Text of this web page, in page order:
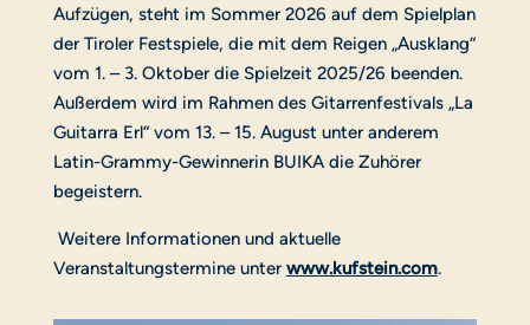
Aufzügen, steht im Sommer 2026 auf dem Spielplan
der Tiroler Festspiele, die mit dem Reigen „Ausklang“
vom 1. – 3. Oktober die Spielzeit 2025/26 beenden.
Außerdem wird im Rahmen des Gitarrenfestivals „La
Guitarra Erl“ vom 13. – 15. August unter anderem
Latin-Grammy-Gewinnerin BUIKA die Zuhörer
begeistern.
Weitere Informationen und aktuelle
Veranstaltungstermine unter www.kufstein.com.